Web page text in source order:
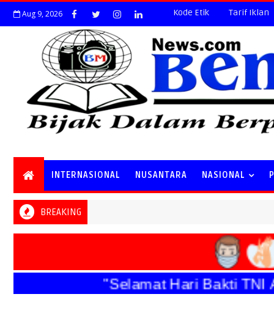
Aug 9, 2026 Kode Etik Tarif Iklan
INTERNASIONAL NUSANTARA NASIONAL
BREAKING
"Selamat Hari Bakti TNI